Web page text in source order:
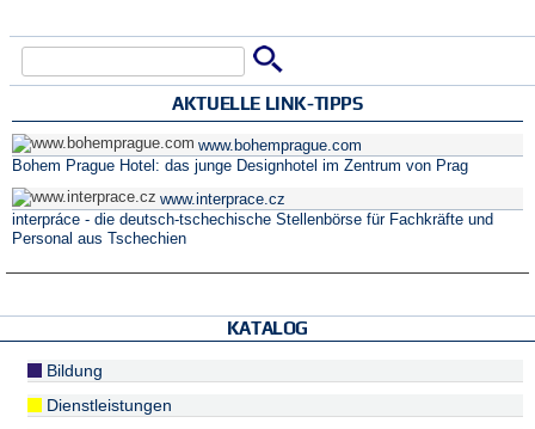
AKTUELLE LINK-TIPPS
www.bohemprague.com
Bohem Prague Hotel: das junge Designhotel im Zentrum von Prag
www.interprace.cz
interpráce - die deutsch-tschechische Stellenbörse für Fachkräfte und
Personal aus Tschechien
KATALOG
Bildung
Dienstleistungen